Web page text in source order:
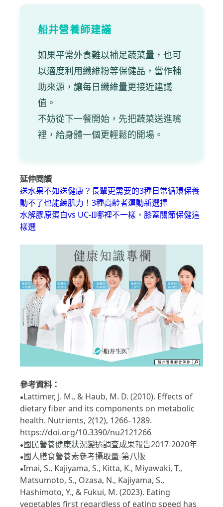
船井營養師建議
如果平常外食難以補足蔬菜量，也可
以適度利用纖維粉等保健品，當作輔
助來源，讓每日纖維量更接近建議
值。
不妨從下一餐開始，先把蔬菜送進嘴
裡，給身體一個更輕鬆的開場。
延伸閱讀
送水果不如送健康？長輩更需要的3種日常循環保養
動不了也能練肌力！3種高齡者運動新選擇
水解膠原蛋白vs UC-II哪裡不一樣，膝蓋關節保健這
樣選
參考資料：
●Lattimer, J. M., & Haub, M. D. (2010). Effects of
dietary fiber and its components on metabolic
health. Nutrients, 2(12), 1266–1289.
https://doi.org/10.3390/nu2121266
●國民營養健康狀況變遷調查成果報告2017-2020年
●國人膳食營養素參考攝取量-第八版
●Imai, S., Kajiyama, S., Kitta, K., Miyawaki, T.,
Matsumoto, S., Ozasa, N., Kajiyama, S.,
Hashimoto, Y., & Fukui, M. (2023). Eating
vegetables first regardless of eating speed has